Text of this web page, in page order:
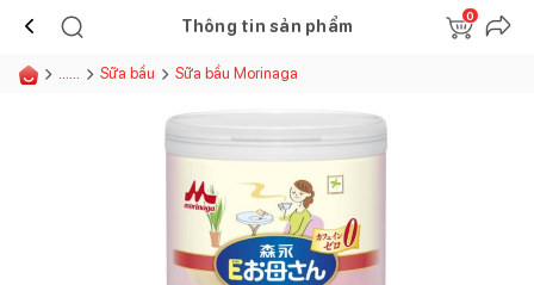
Thông tin sản phẩm
0
...... Sữa bầu Sữa bầu Morinaga